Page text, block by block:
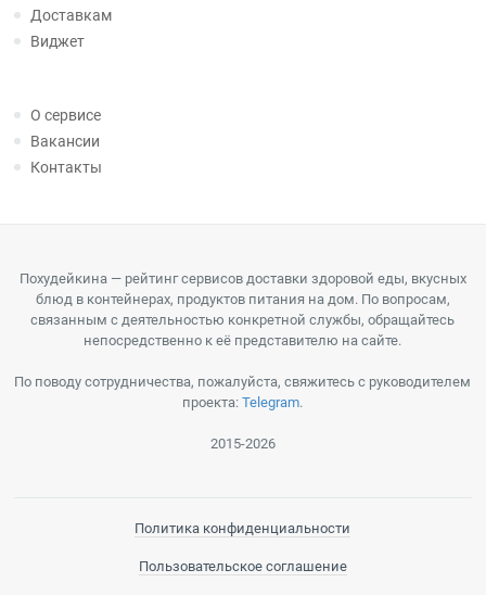
Доставкам
Виджет
О сервисе
Вакансии
Контакты
Похудейкина — рейтинг сервисов доставки здоровой еды, вкусных
блюд в контейнерах, продуктов питания на дом. По вопросам,
связанным с деятельностью конкретной службы, обращайтесь
непосредственно к её представителю на сайте.
По поводу сотрудничества, пожалуйста, свяжитесь с руководителем
проекта:Telegram.
2015-2026
Политика конфиденциальности
Пользовательское соглашение